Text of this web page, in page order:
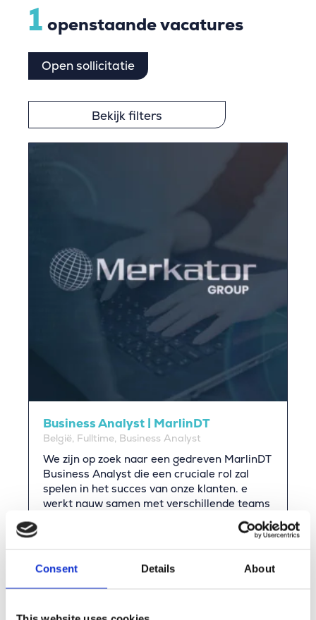
Consent Details About
1 openstaande vacatures
Open sollicitatie
Bekijk filters
Business Analyst | MarlinDT
België, Fulltime, Business Analyst
We zijn op zoek naar een gedreven MarlinDT
Business Analyst die een cruciale rol zal
spelen in het succes van onze klanten. e
werkt nauw samen met verschillende teams
en afdelingen om ervoor te zorgen dat de
klant optimaal gebruik kan maken van onze